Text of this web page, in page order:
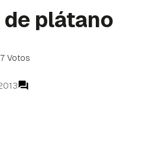
plátano
Votos